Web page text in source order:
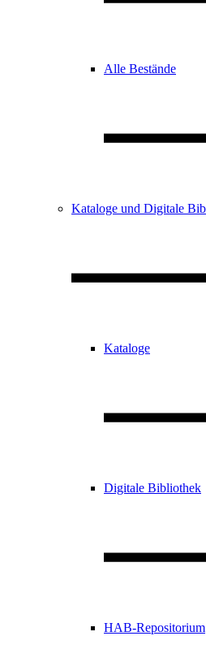
Alle Bestände
Kataloge und Digitale
Kataloge
Digitale Bibliothek
HAB-Repositorium